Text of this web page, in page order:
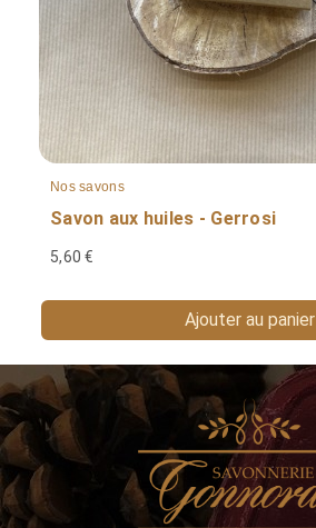
Nos savons
Savon aux huiles - Gerrosi
5,60 €
Ajouter au panier